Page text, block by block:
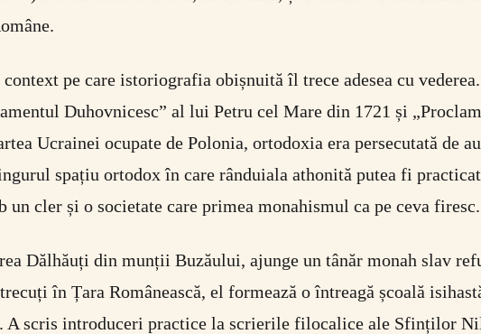
pe care istoriografia obișnuită îl trece adesea cu
Duhovnicesc” al lui Petru cel Mare din 1721 și
Ucrainei ocupate de Polonia, ortodoxia era persecutată
spațiu ortodox în care rânduiala athonită putea fi
un cler și o societate care primea monahismul ca pe ceva firesc.
Dălhăuți din munții Buzăului, ajunge un tânăr monah slav
în Țara Românească, el formează o întreagă școală
A scris introduceri practice la scrierile filocalice ale Sfinților